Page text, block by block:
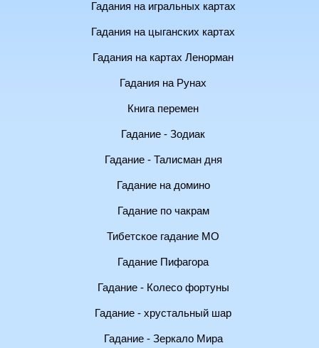
Гадания на игральных картах
Гадания на цыганских картах
Гадания на картах Ленорман
Гадания на Рунах
Книга перемен
Гадание - Зодиак
Гадание - Талисман дня
Гадание на домино
Гадание по чакрам
Тибетское гадание МО
Гадание Пифагора
Гадание - Колесо фортуны
Гадание - хрустальный шар
Гадание - Зеркало Мира